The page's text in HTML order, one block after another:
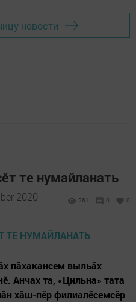
новости
те нумайланать
2020 -
261 0 0
пӑхакансем выльăх
Анчах та, «Цильна» тата
хăш-пӗр филиалӗсемсӗр